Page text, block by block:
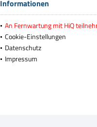
Informationen
An Fernwartung mit HiQ
Cookie-Einstellungen
Datenschutz
Impressum